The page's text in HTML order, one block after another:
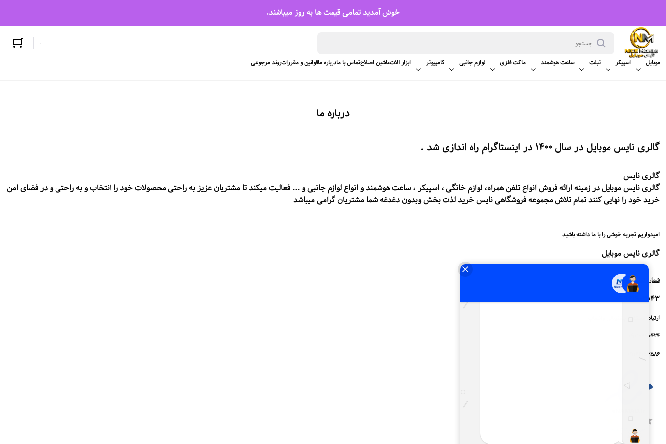
خوش آمدید تمامی قیمت ها به روز میباشند.
موبایل اسپیکر تبلت ساعت هوشمند ماکت فلزی لوازم جانبی کامپیوتر ابزار آلاتماشین اصلاحتماس با مادرباره ماقوانین و مقرراتروند مرجوعی
درباره ما
گالری نایس موبایل در سال 1400 در اینستاگرام راه اندازی شد .
گالرینایس
گالرینایس موبایل در زمینه ارائه فروش انواع تلفن همراه، لوازم خانگی ، اسپیکر ، ساعت هوشمند و انواع لوازم جانبی و ... فعالیت میکند تا مشتریان عزیز به راحتی محصولات خود را انتخاب و به راحتی و در فضای امن
خرید خود را نهایی کنند تمام تلاش مجموعه فروشگاهی نایس خرید لذت بخش وبدون دغدغه شما مشتریان گرامی میباشد
امیدواریم تجربه خوشی را با ما داشته باشید
گالرینایس موبایل
شماره تماس فروشگاه
09961903043
ارتباط مستقیم پشتیبانی واتساپ
09010990424
09164153586